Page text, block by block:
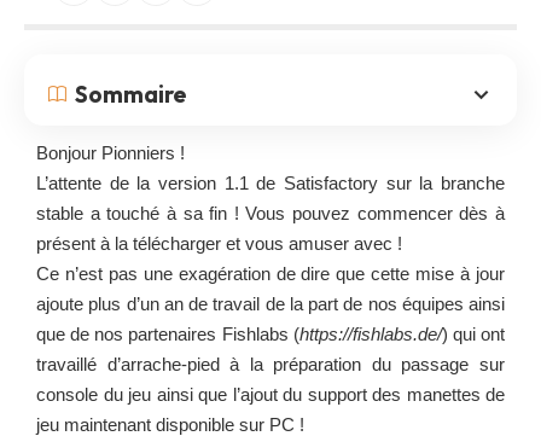
Sommaire
Bonjour Pionniers !
L’attente de la version 1.1 de Satisfactory sur la branche
stable a touché à sa fin ! Vous pouvez commencer dès à
présent à la télécharger et vous amuser avec !
Ce n’est pas une exagération de dire que cette mise à jour
ajoute plus d’un an de travail de la part de nos équipes ainsi
que de nos partenaires Fishlabs (https://fishlabs.de/) qui ont
travaillé d’arrache-pied à la préparation du passage sur
console du jeu ainsi que l’ajout du support des manettes de
jeu maintenant disponible sur PC !